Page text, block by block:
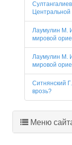
Центральной
Лаумулин М.
мировой
Лаумулин М.
мировой
Ситнянский
врозь?
Меню